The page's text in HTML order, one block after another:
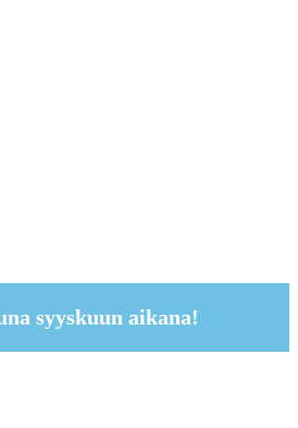
syyskuun aikana!